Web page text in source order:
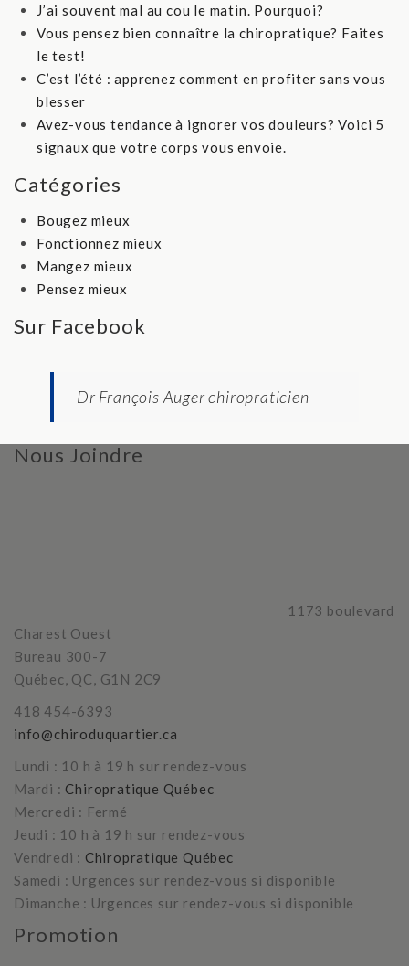
J’ai souvent mal au cou le matin. Pourquoi?
Vous pensez bien connaître la chiropratique? Faites
le test!
C’est l’été : apprenez comment en profiter sans vous
blesser
Avez-vous tendance à ignorer vos douleurs? Voici 5
signaux que votre corps vous envoie.
Catégories
Bougez mieux
Fonctionnez mieux
Mangez mieux
Pensez mieux
Sur Facebook
Dr François Auger chiropraticien
Nous Joindre
1173 boulevard
Charest Ouest
Bureau 300-7
Québec, QC, G1N 2C9
418 454-6393
info@chiroduquartier.ca
Lundi : 10 h à 19 h sur rendez-vous
Mardi :Chiropratique Québec
Mercredi : Fermé
Jeudi : 10 h à 19 h sur rendez-vous
Vendredi : Chiropratique Québec
Samedi : Urgences sur rendez-vous si disponible
Dimanche : Urgences sur rendez-vous si disponible
Promotion